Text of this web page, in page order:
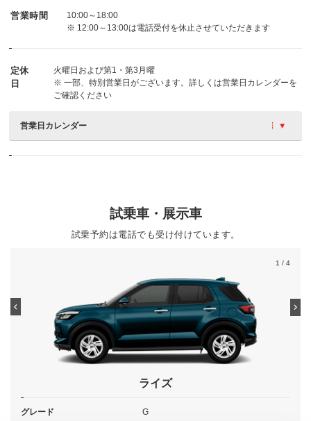
営業時間
10:00～18:00
※ 12:00～13:00は電話受付を休止させていただきます
定休
日
火曜日および第1・第3月曜
※ 一部、特別営業日がございます。詳しくは営業日カレンダーを
ご確認ください
営業日カレンダー
試乗車・展示車
試乗予約は電話でも受け付けています。
1 / 4
ライズ
グレード G